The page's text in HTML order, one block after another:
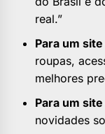
real.”
Para um
roupas,
melhores
Para um
novidades